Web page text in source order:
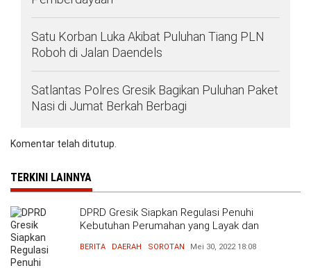
Satu Korban Luka Akibat Puluhan Tiang PLN
Roboh di Jalan Daendels
Satlantas Polres Gresik Bagikan Puluhan Paket
Nasi di Jumat Berkah Berbagi
Komentar telah ditutup.
TERKINI LAINNYA
DPRD Gresik Siapkan Regulasi Penuhi
Kebutuhan Perumahan yang Layak dan
BERITA DAERAH SOROTAN Mei 30, 2022 18:08